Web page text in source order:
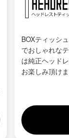
BOXティッシ
でおしゃれな
は純正ヘッド
お楽しみ頂け